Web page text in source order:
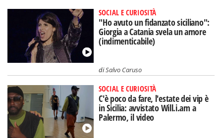
SOCIAL E CURIOSITÀ
"Ho avuto un fidanzato siciliano":
Giorgia a Catania svela un amore
(indimenticabile)
diSalvo Caruso
SOCIAL E CURIOSITÀ
C'è poco da fare, l'estate dei vip è
in Sicilia: avvistato Will.i.am a
Palermo, il video